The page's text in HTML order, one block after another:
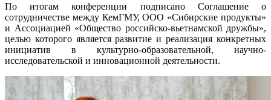
По итогам конференции подписано Соглашение о
сотрудничестве между КемГМУ, ООО «Сибирские продукты»
и Ассоциацией «Общество российско-вьетнамской дружбы»,
целью которого является развитие и реализация конкретных
инициатив в культурно-образовательной, научно-
исследовательской и инновационной деятельности.